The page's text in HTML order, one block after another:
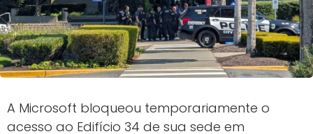
A Microsoft bloqueou temporariamente o
acesso ao Edifício 34 de sua sede em